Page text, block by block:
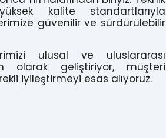
kalite standartlarıyla
güvenilir ve sürdürülebilir
ulusal ve uluslararası
olarak geliştiriyor, müşteri
iyileştirmeyi esas alıyoruz.